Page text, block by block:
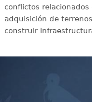
conflictos
adquisición de
construir